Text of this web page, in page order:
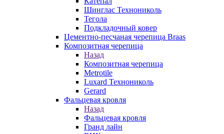
Шинглас Технониколь
Тегола
Подкладочный ковер
Цементно-песчаная черепица Braas
Композитная черепица
Назад
Композитная черепица
Metrotile
Luxard Технониколь
Gerard
Фальцевая кровля
Назад
Фальцевая кровля
Гранд лайн